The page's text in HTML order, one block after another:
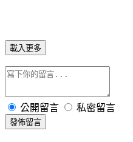
載入更多
公開留言 私密留言
發佈留言